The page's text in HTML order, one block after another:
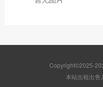
Copyright©2025-
本站出租出售